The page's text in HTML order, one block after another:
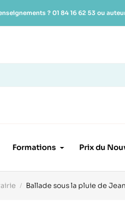
?01 84 16 62 53 ou
Formations Prix du
Ballade sous la pluie de